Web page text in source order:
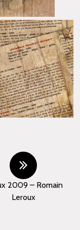
2009 – Romain
Leroux